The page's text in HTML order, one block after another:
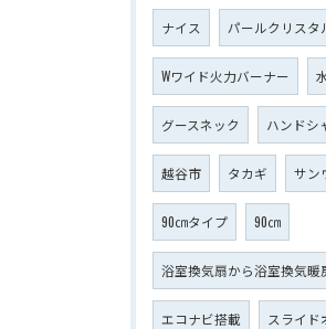
ナイス パールクリスタ
Wワイド火力バーナー
グースネック ハンドシ
越谷市 タカギ サン
90㎝タイプ 90㎝
浴室換気扇から浴室換気暖
エコナビ搭載 スライド